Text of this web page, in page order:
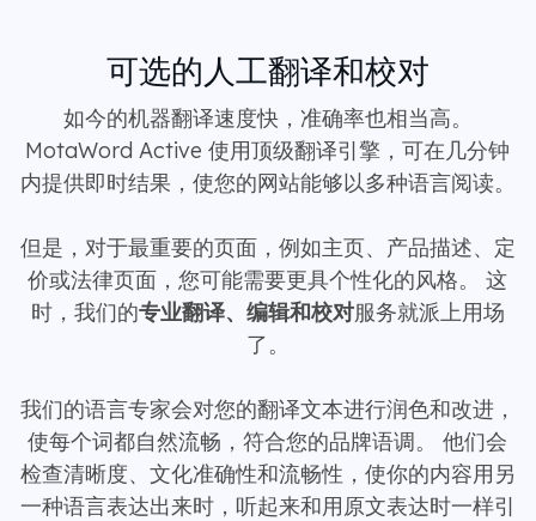
可选的人工翻译和校对
如今的机器翻译速度快，准确率也相当高。
MotaWord Active 使用顶级翻译引擎，可在几分钟
内提供即时结果，使您的网站能够以多种语言阅读。
但是，对于最重要的页面，例如主页、产品描述、定
价或法律页面，您可能需要更具个性化的风格。 这
时，我们的专业翻译、编辑和校对服务就派上用场
了。
我们的语言专家会对您的翻译文本进行润色和改进，
使每个词都自然流畅，符合您的品牌语调。 他们会
检查清晰度、文化准确性和流畅性，使你的内容用另
一种语言表达出来时，听起来和用原文表达时一样引